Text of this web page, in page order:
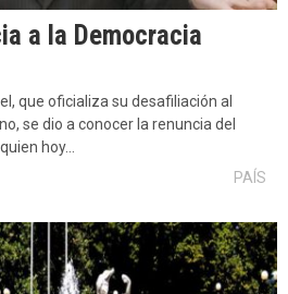
a la Democracia
que oficializa su desafiliación al
se dio a conocer la renuncia del
hoy…
PAÍS